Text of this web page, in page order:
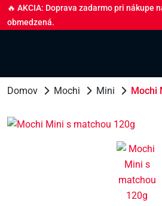
🔥 AKCIA: Doprava zadarmo pri nákupe
obmedzená.
Domov Mochi Mini Mochi